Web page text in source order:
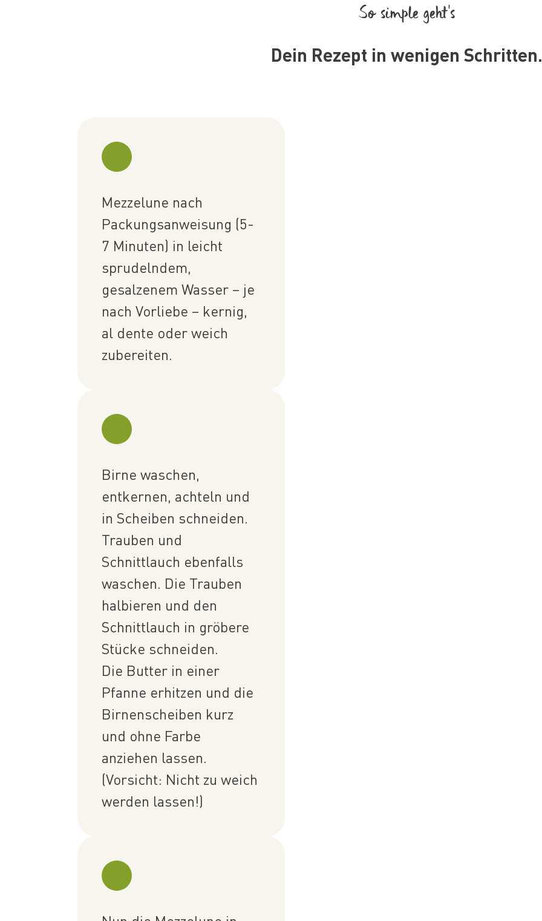
So simple geht’s
Dein Rezept in wenigen Schritten.
Mezzelune nach
Packungsanweisung (5-
7 Minuten) in leicht
sprudelndem,
gesalzenem Wasser – je
nach Vorliebe – kernig,
al dente oder weich
zubereiten.
Birne waschen,
entkernen, achteln und
in Scheiben schneiden.
Trauben und
Schnittlauch ebenfalls
waschen. Die Trauben
halbieren und den
Schnittlauch in gröbere
Stücke schneiden.
Die Butter in einer
Pfanne erhitzen und die
Birnenscheiben kurz
und ohne Farbe
anziehen lassen.
(Vorsicht: Nicht zu weich
werden lassen!)